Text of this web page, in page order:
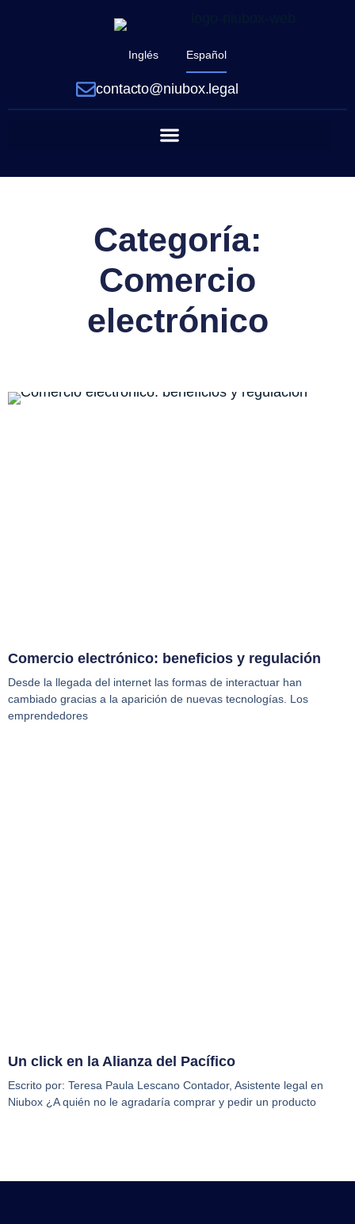
contacto@niubox.legal
Inglés Español
Categoría:
Comercio
electrónico
Comercio electrónico: beneficios y regulación
Desde la llegada del internet las formas de interactuar han
cambiado gracias a la aparición de nuevas tecnologías. Los
emprendedores
Un click en la Alianza del Pacífico
Escrito por: Teresa Paula Lescano Contador, Asistente legal en
Niubox ¿A quién no le agradaría comprar y pedir un producto